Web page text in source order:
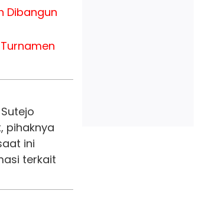
Dibangun
pihaknya
ini
terkait